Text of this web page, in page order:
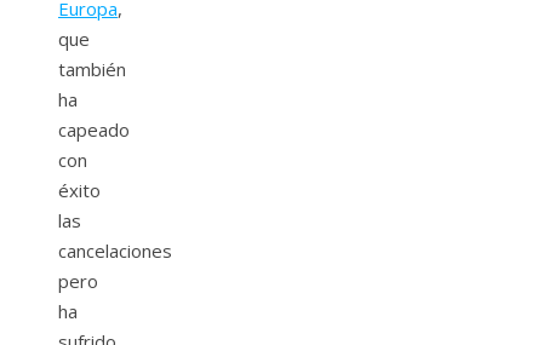
Europa,
que
también
ha
capeado
con
éxito
las
cancelaciones
pero
ha